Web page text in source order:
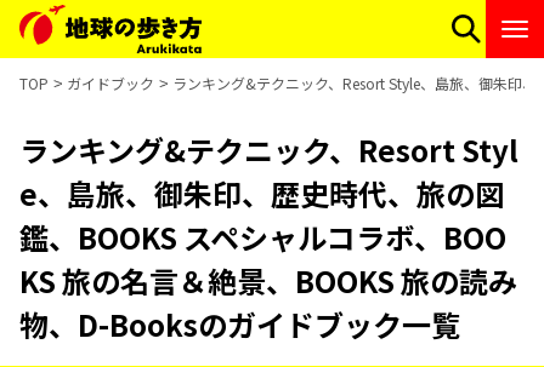
TOP ガイドブック ランキング&テクニック、Resort Style、島旅、御朱印
ランキング&テクニック、Resort Styl
e、島旅、御朱印、歴史時代、旅の図
鑑、BOOKS スペシャルコラボ、BOO
KS 旅の名言＆絶景、BOOKS 旅の読み
物、D-Booksのガイドブック一覧